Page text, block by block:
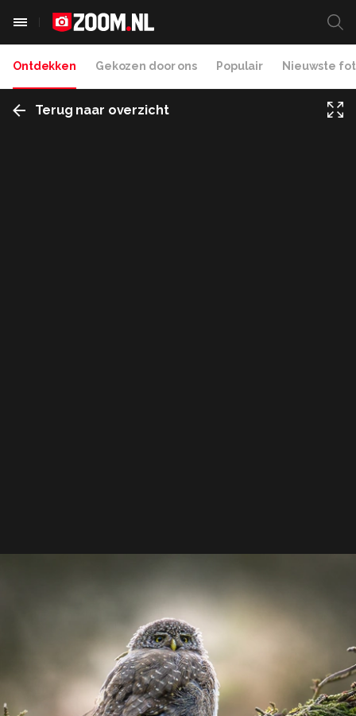
Ontdekken Gekozen door ons Populair Nieuwste
Terug naar overzicht